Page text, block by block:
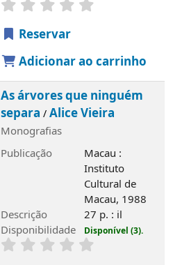
Reservar
Adicionar ao carrinho
As árvores que ninguém
separa /Alice Vieira
Monografias
Publicação
Macau :
Instituto
Cultural de
Macau, 1988
Descrição
27 p. : il
Disponibilidade
Disponível (3).